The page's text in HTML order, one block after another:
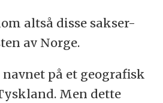
altså disse sakser-
av Norge.
navnet på et geografisk
Men dette